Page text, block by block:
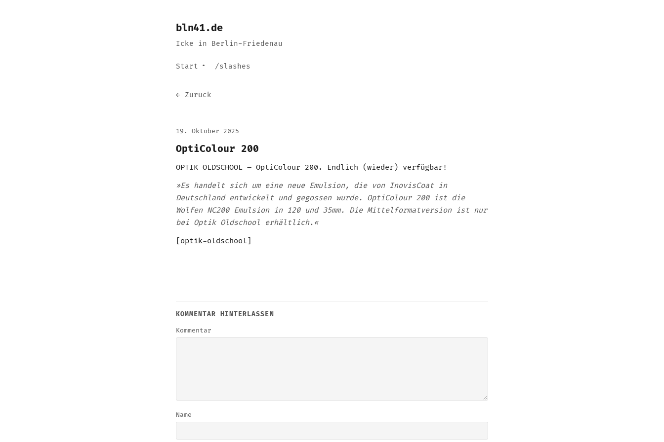
bln41.de
Icke in Berlin-Friedenau
Start /slashes
← Zurück
19. Oktober 2025
OptiColour 200
OPTIK OLDSCHOOL – OptiColour 200. Endlich (wieder) verfügbar!
»Es handelt sich um eine neue Emulsion, die von InovisCoat in
Deutschland entwickelt und gegossen wurde. OptiColour 200 ist die
Wolfen NC200 Emulsion in 120 und 35mm. Die Mittelformatversion ist nur
bei Optik Oldschool erhältlich.«
optik-oldschool
KOMMENTAR HINTERLASSEN
Kommentar
Name